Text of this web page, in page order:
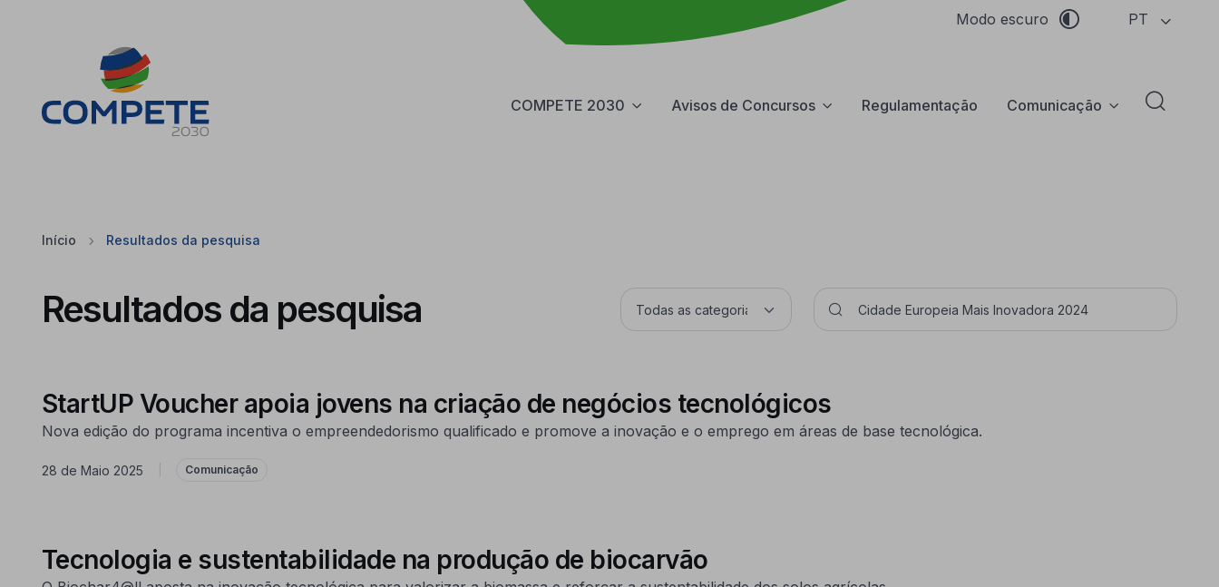
Modo escuro PT
COMPETE 2030 Avisos de Concursos Regulamentação Comunicação Abrir
Início Resultados da pesquisa
Resultados da pesquisa
StartUP Voucher apoia jovens na criação de negócios tecnológicos
Nova edição do programa incentiva o empreendedorismo qualificado e promove a inovação e o emprego em áreas de base tecnológica.
28 de Maio 2025 Comunicação
Tecnologia e sustentabilidade na produção de biocarvão